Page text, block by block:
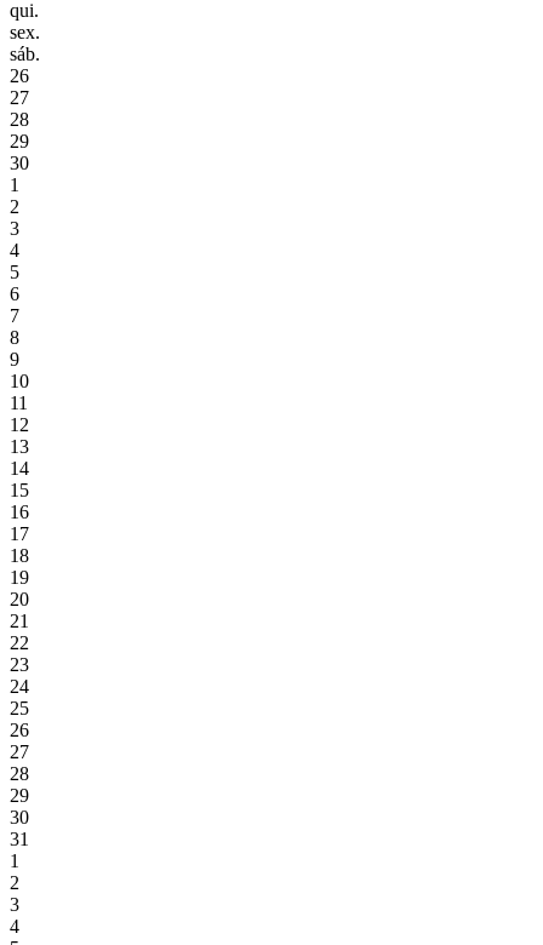
qui.
sex.
sáb.
26
27
28
29
30
1
2
3
4
5
6
7
8
9
10
11
12
13
14
15
16
17
18
19
20
21
22
23
24
25
26
27
28
29
30
31
1
2
3
4